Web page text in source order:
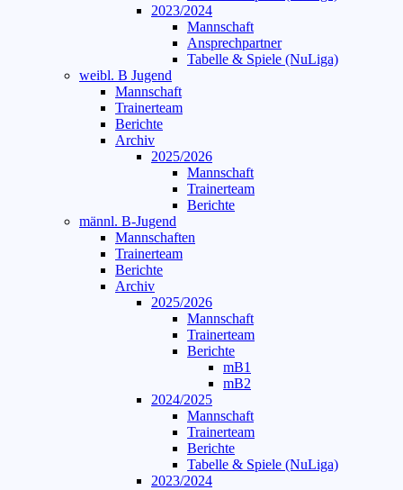
2023/2024
Mannschaft
Ansprechpartner
Tabelle & Spiele (NuLiga)
weibl. B Jugend
Mannschaft
Trainerteam
Berichte
Archiv
2025/2026
Mannschaft
Trainerteam
Berichte
männl. B-Jugend
Mannschaften
Trainerteam
Berichte
Archiv
2025/2026
Mannschaft
Trainerteam
Berichte
mB1
mB2
2024/2025
Mannschaft
Trainerteam
Berichte
Tabelle & Spiele (NuLiga)
2023/2024